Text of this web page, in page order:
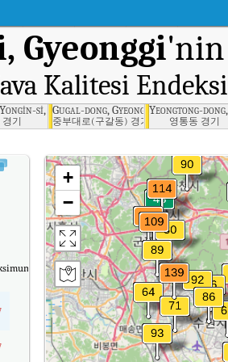
Gyeonggi
Kalitesi
si, Gyeonggi
기
Gugal-dong, Gyeonggi
중부대로(구갈동) 경기
Yeongtong-
영통동 경기
Gyeonggi'nin Gerçek Zamanlı Hava Kalitesi
+
−